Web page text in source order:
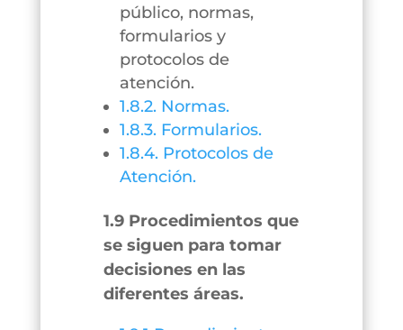
público, normas,
formularios y
protocolos de
atención.
1.8.2. Normas.
1.8.3. Formularios.
1.8.4. Protocolos de
Atención.
1.9 Procedimientos que
se siguen para tomar
decisiones en las
diferentes áreas.